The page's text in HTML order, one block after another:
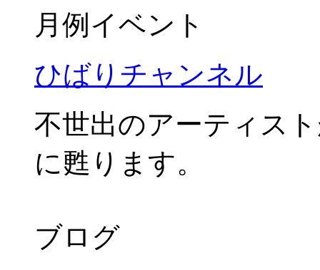
月例イベント
ひばりチャンネル
不世出のアーティス
に甦ります。
ブログ